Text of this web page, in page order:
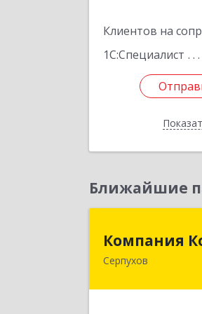
Клиентов на
1С:Специалист
Ближайшие
Компания
Серпухов
142211,